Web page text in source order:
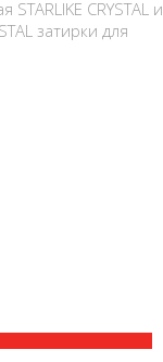
CRYSTAL и
затирки для